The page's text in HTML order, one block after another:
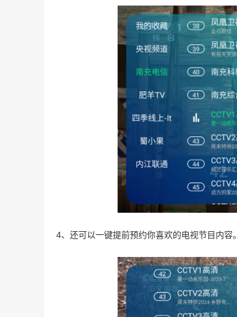
4、还可以一键提前预约你喜欢的电视节目内容。